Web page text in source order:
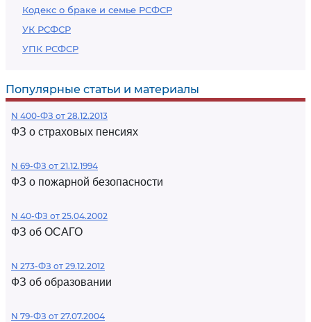
Кодекс о браке и семье РСФСР
УК РСФСР
УПК РСФСР
Популярные статьи и материалы
N 400-ФЗ от 28.12.2013
ФЗ о страховых пенсиях
N 69-ФЗ от 21.12.1994
ФЗ о пожарной безопасности
N 40-ФЗ от 25.04.2002
ФЗ об ОСАГО
N 273-ФЗ от 29.12.2012
ФЗ об образовании
N 79-ФЗ от 27.07.2004